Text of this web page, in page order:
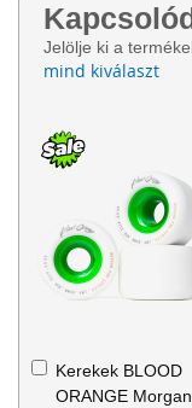
Jelölje ki a
mind kiválaszt
Kerekek BLOOD
ORANGE Morgan
Kosárba